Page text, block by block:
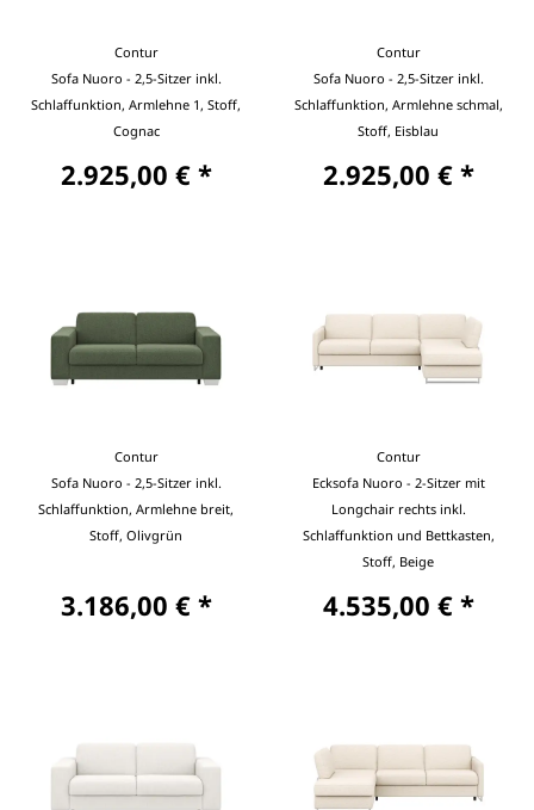
Contur
Sofa Nuoro - 2,5-Sitzer inkl.
Schlaffunktion, Armlehne 1, Stoff,
Cognac
2.925,00 € *
Contur
Sofa Nuoro - 2,5-Sitzer inkl.
Schlaffunktion, Armlehne schmal,
Stoff, Eisblau
2.925,00 € *
Contur
Sofa Nuoro - 2,5-Sitzer inkl.
Schlaffunktion, Armlehne breit,
Stoff, Olivgrün
3.186,00 € *
Contur
Ecksofa Nuoro - 2-Sitzer mit
Longchair rechts inkl.
Schlaffunktion und Bettkasten,
Stoff, Beige
4.535,00 € *